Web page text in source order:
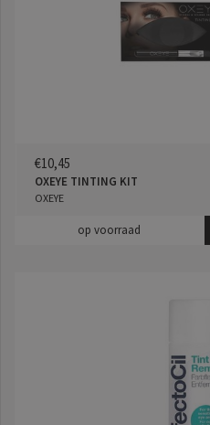
€10,45
OXEYE TINTING KIT
OXEYE
op voorraad